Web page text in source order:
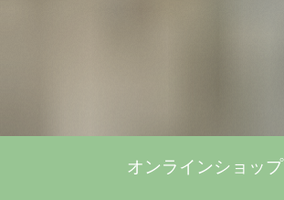
オンラインショップ